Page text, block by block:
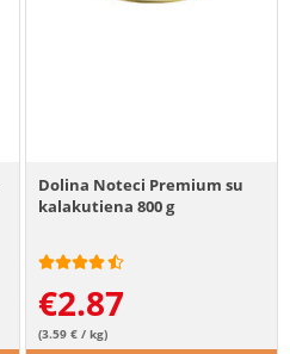
Dolina Noteci Premium su
kalakutiena 800 g
€2.87
(3.59 € / kg)